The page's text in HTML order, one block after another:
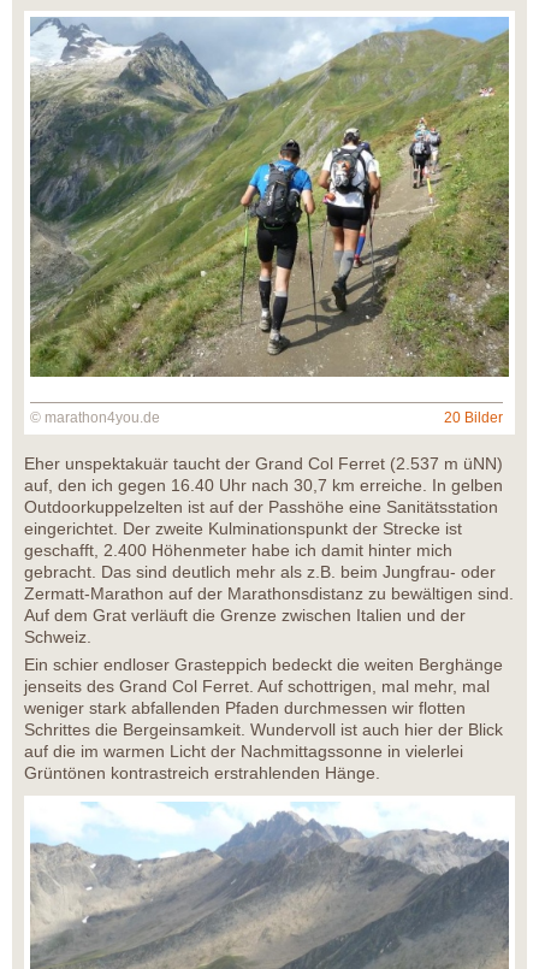
© marathon4you.de 20 Bilder
Eher unspektakuär taucht der Grand Col Ferret (2.537 m üNN)
auf, den ich gegen 16.40 Uhr nach 30,7 km erreiche. In gelben
Outdoorkuppelzelten ist auf der Passhöhe eine Sanitätsstation
eingerichtet. Der zweite Kulminationspunkt der Strecke ist
geschafft, 2.400 Höhenmeter habe ich damit hinter mich
gebracht. Das sind deutlich mehr als z.B. beim Jungfrau- oder
Zermatt-Marathon auf der Marathonsdistanz zu bewältigen sind.
Auf dem Grat verläuft die Grenze zwischen Italien und der
Schweiz.
Ein schier endloser Grasteppich bedeckt die weiten Berghänge
jenseits des Grand Col Ferret. Auf schottrigen, mal mehr, mal
weniger stark abfallenden Pfaden durchmessen wir flotten
Schrittes die Bergeinsamkeit. Wundervoll ist auch hier der Blick
auf die im warmen Licht der Nachmittagssonne in vielerlei
Grüntönen kontrastreich erstrahlenden Hänge.